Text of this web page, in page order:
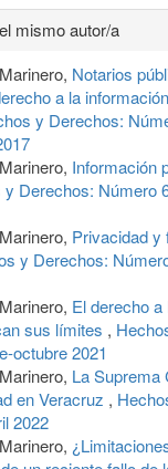
mismo autor/a
Notarios
a la
y Derechos:
Información
y Derechos: Número
Privacidad y
y Derechos:
El derecho
sus límites ,
octubre 2021
La Suprema
en Veracruz ,
2022